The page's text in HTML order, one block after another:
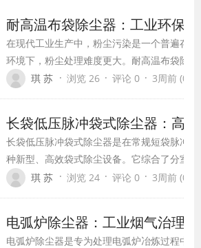
耐高温布袋除尘器：工业环保
在现代工业生产中，粉尘污染是一个普遍存
环境下，粉尘处理难度更大。耐高温布袋除
除尘设备，已在多个行业中得到广泛应用，
琪 苏 · 浏览 26 · 评论 0 · 3周前 (07-
长袋低压脉冲袋式除尘器：高
长袋低压脉冲袋式除尘器是在常规短袋脉冲
种新型、高效袋式除尘设备。它综合了分室
通过加长滤袋，充分发挥压缩空气强力喷吹
袋的使用寿命，成为现代工业粉尘治理的理
琪 苏 · 浏览 24 · 评论 0 · 3周前 (07-
电弧炉除尘器：工业烟气治理
电弧炉除尘器是专为处理电弧炉冶炼过程中